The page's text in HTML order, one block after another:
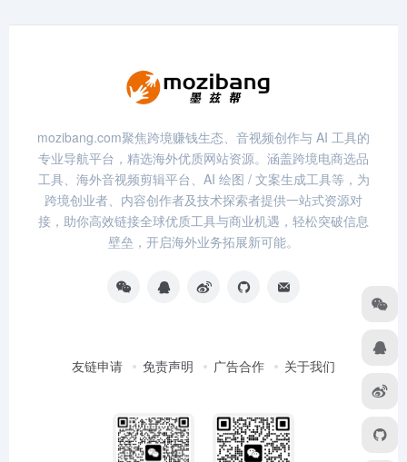
mozibang.com聚焦跨境赚钱生态、音视频创作与 AI 工具的
专业导航平台，精选海外优质网站资源。涵盖跨境电商选品
工具、海外音视频剪辑平台、AI 绘图 / 文案生成工具等，为
跨境创业者、内容创作者及技术探索者提供一站式资源对
接，助你高效链接全球优质工具与商业机遇，轻松突破信息
壁垒，开启海外业务拓展新可能。
友链申请 免责声明 广告合作 关于我们